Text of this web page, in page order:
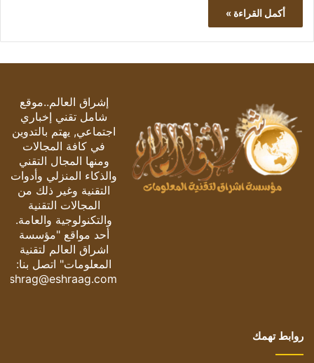
أكمل القراءة »
إشراق العالم..موقع
شامل تقني إخباري
اجتماعي, يهتم بالتدوين
في كافة المجالات
ومنها المجال التقني
والذكاء المنزلي وأدوات
التقنية وغير ذلك من
المجالات التقنية
والتكنولوجية والعامة.
أحد مواقع "مؤسسة
اشراق العالم لتقنية
المعلومات" اتصل بنا:
eshrag@eshraag.com
روابط تهمك